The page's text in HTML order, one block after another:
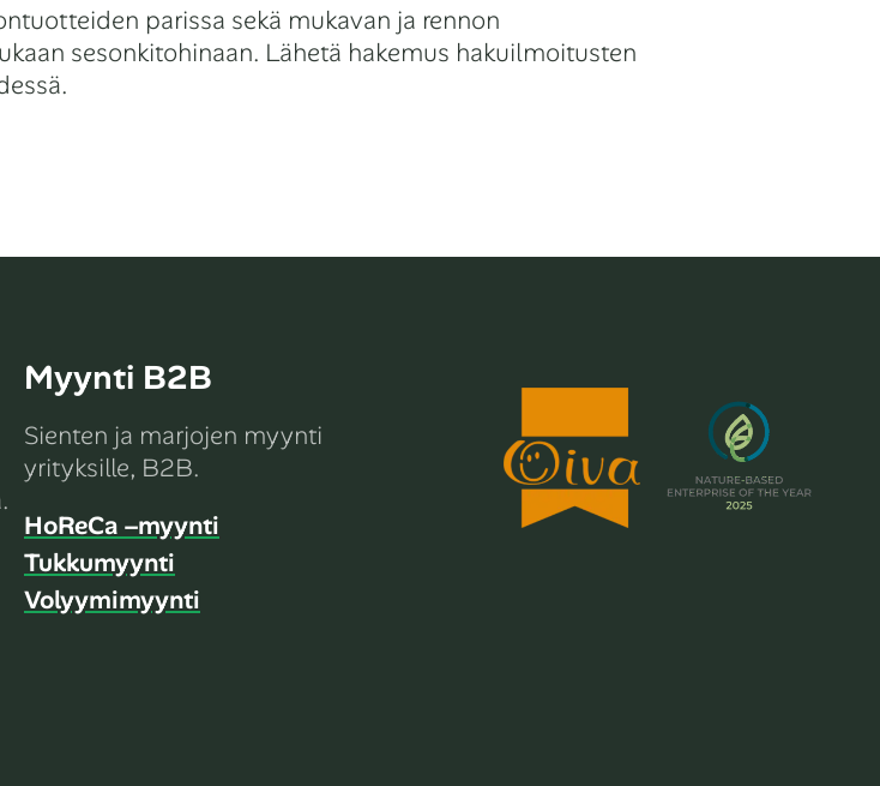
parissa sekä mukavan ja rennon
sesonkitohinaan. Lähetä hakemus hakuilmoitusten
Myynti B2B
Sienten ja marjojen myynti
yrityksille, B2B.
HoReCa –myynti
Tukkumyynti
Volyymimyynti